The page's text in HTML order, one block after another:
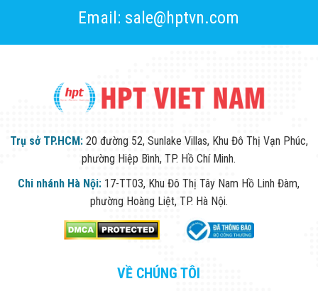
Email: sale@hptvn.com
Trụ sở TP.HCM: 20 đường 52, Sunlake Villas, Khu Đô Thị Vạn Phúc,
phường Hiệp Bình, TP. Hồ Chí Minh.
Chi nhánh Hà Nội: 17-TT03, Khu Đô Thị Tây Nam Hồ Linh Đàm,
phường Hoàng Liệt, TP. Hà Nội.
VỀ CHÚNG TÔI